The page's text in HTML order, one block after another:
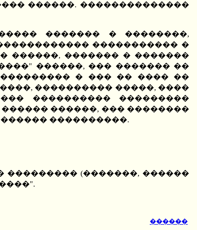
������. ��������������
������� � ��������,
����������� �
������, ������� � �������
������, ��� ������� ��
� ��� �� ���� ��
���������� �����, ����
���������� ���������
������, ��� ��������
����������.
��������� (�������, ������
������